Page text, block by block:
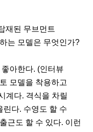
재된 무브먼트
는 모델은 무엇인가?
아한다. (인터뷰
모델을 착용하고
계다. 격식을 차릴
린다. 수영도 할 수
근도 할 수 있다. 이런